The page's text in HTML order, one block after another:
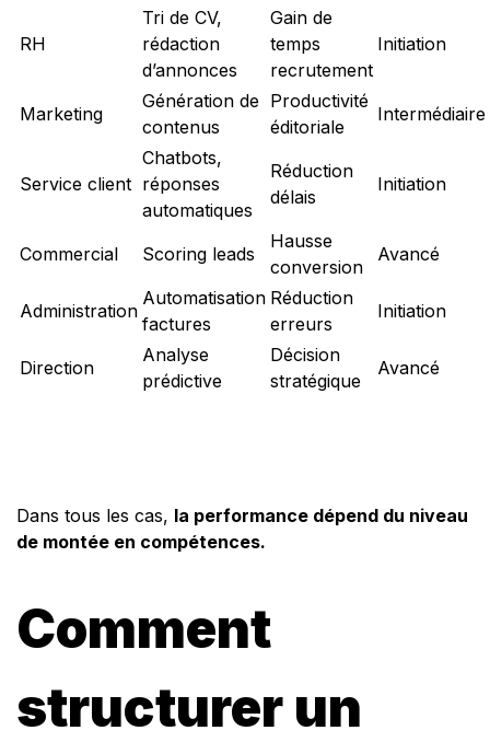
RH
Tri de CV,
rédaction
d’annonces
Gain de
temps
recrutement
Initiation
Marketing
Génération de
contenus
Productivité
éditoriale
Intermédiaire
Service client
Chatbots,
réponses
automatiques
Réduction
délais
Initiation
Commercial Scoring leads
Hausse
conversion
Avancé
Administration
Automatisation
factures
Réduction
erreurs
Initiation
Direction
Analyse
prédictive
Décision
stratégique
Avancé
Dans tous les cas, la performance dépend du niveau
de montée en compétences.
Comment
structurer un